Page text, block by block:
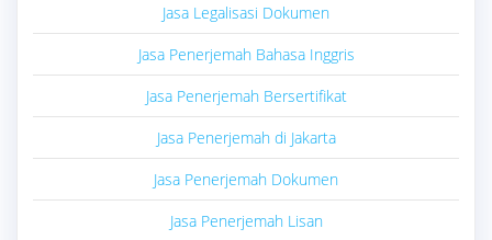
Jasa Legalisasi Dokumen
Jasa Penerjemah Bahasa Inggris
Jasa Penerjemah Bersertifikat
Jasa Penerjemah di Jakarta
Jasa Penerjemah Dokumen
Jasa Penerjemah Lisan